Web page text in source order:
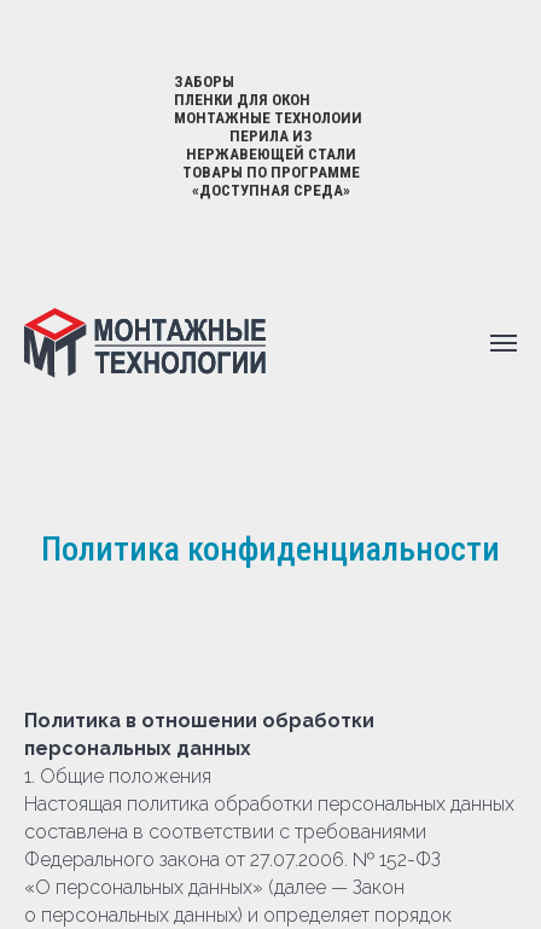
ЗАБОРЫ
ПЛЕНКИ ДЛЯ ОКОН
МОНТАЖНЫЕ ТЕХНОЛОИИ
ПЕРИЛА ИЗ
НЕРЖАВЕЮЩЕЙ СТАЛИ
ТОВАРЫ ПО ПРОГРАММЕ
«ДОСТУПНАЯ СРЕДА»
Политика конфиденциальности
Политика в отношении обработки
персональных данных
1. Общие положения
Настоящая политика обработки персональных данных
составлена в соответствии с требованиями
Федерального закона от 27.07.2006. № 152-ФЗ
«О персональных данных» (далее — Закон
о персональных данных) и определяет порядок